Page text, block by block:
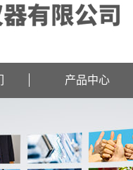
产品中心